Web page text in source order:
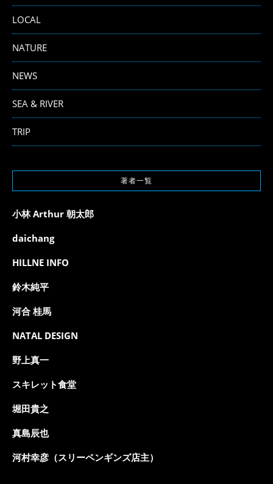
LOCAL
NATURE
NEWS
SEA & RIVER
TRIP
著者一覧
小林 Arthur 朝太郎
daichang
HILLNE INFO
鈴木純平
河合 桂馬
NATAL DESIGN
野上真一
スキレット食堂
堀田貴之
真島辰也
河村幸彦（スリーペンギンズ店主）